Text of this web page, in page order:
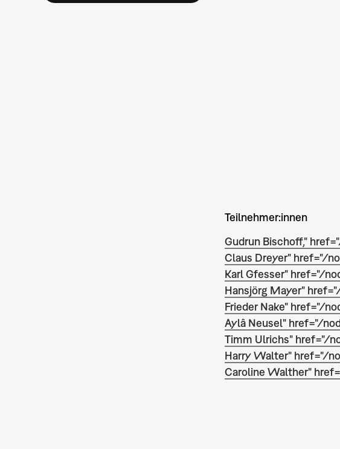
Teilnehmer:innen
Gudrun Bischoff,"
Claus Dreyer" href="/
Karl Gfesser" href="/
Hansjörg Mayer"
Frieder Nake" href="/
Aylâ Neusel" href="/
Timm Ulrichs" href="/
Harry Walter" href="/
Caroline Walther"